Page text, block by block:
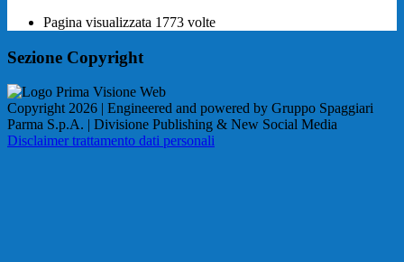
Pagina visualizzata 1773 volte
Sezione Copyright
Copyright 2026 | Engineered and powered by Gruppo Spaggiari
Parma S.p.A. | Divisione Publishing & New Social Media
Disclaimer trattamento dati personali